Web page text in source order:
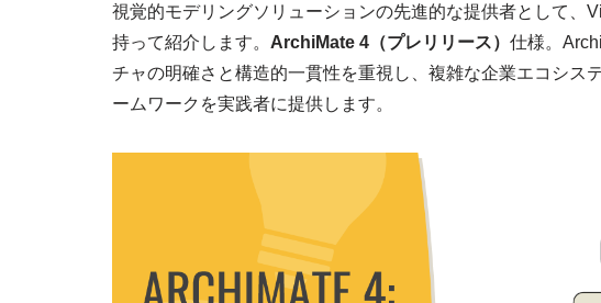
視覚的モデリングソリューションの先進的な提供者として、
持って紹介します。 ArchiMate 4（プレリリース） 仕様。
チャの明確さと構造的一貫性を重視し、複雑な企業エコシス
ームワークを実践者に提供します。